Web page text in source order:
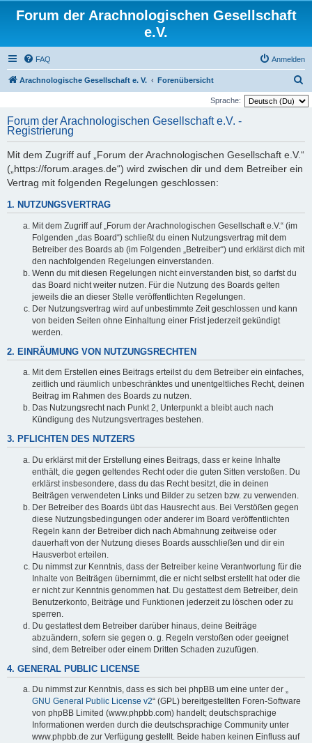
Forum der Arachnologischen Gesellschaft
e.V.
FAQ Anmelden
Arachnologische Gesellschaft e. V. Forenübersicht
u
Sprache:
Forum der Arachnologischen Gesellschaft e.V. -
Registrierung
Mit dem Zugriff auf „Forum der Arachnologischen Gesellschaft e.V.“
(„https://forum.arages.de“) wird zwischen dir und dem Betreiber ein
Vertrag mit folgenden Regelungen geschlossen:
1. NUTZUNGSVERTRAG
Mit dem Zugriff auf „Forum der Arachnologischen Gesellschaft e.V.“ (im
Folgenden „das Board“) schließt du einen Nutzungsvertrag mit dem
Betreiber des Boards ab (im Folgenden „Betreiber“) und erklärst dich mit
den nachfolgenden Regelungen einverstanden.
Wenn du mit diesen Regelungen nicht einverstanden bist, so darfst du
das Board nicht weiter nutzen. Für die Nutzung des Boards gelten
jeweils die an dieser Stelle veröffentlichten Regelungen.
Der Nutzungsvertrag wird auf unbestimmte Zeit geschlossen und kann
von beiden Seiten ohne Einhaltung einer Frist jederzeit gekündigt
werden.
2. EINRÄUMUNG VON NUTZUNGSRECHTEN
Mit dem Erstellen eines Beitrags erteilst du dem Betreiber ein einfaches,
zeitlich und räumlich unbeschränktes und unentgeltliches Recht, deinen
Beitrag im Rahmen des Boards zu nutzen.
Das Nutzungsrecht nach Punkt 2, Unterpunkt a bleibt auch nach
Kündigung des Nutzungsvertrages bestehen.
3. PFLICHTEN DES NUTZERS
Du erklärst mit der Erstellung eines Beitrags, dass er keine Inhalte
enthält, die gegen geltendes Recht oder die guten Sitten verstoßen. Du
erklärst insbesondere, dass du das Recht besitzt, die in deinen
Beiträgen verwendeten Links und Bilder zu setzen bzw. zu verwenden.
Der Betreiber des Boards übt das Hausrecht aus. Bei Verstößen gegen
diese Nutzungsbedingungen oder anderer im Board veröffentlichten
Regeln kann der Betreiber dich nach Abmahnung zeitweise oder
dauerhaft von der Nutzung dieses Boards ausschließen und dir ein
Hausverbot erteilen.
Du nimmst zur Kenntnis, dass der Betreiber keine Verantwortung für die
Inhalte von Beiträgen übernimmt, die er nicht selbst erstellt hat oder die
er nicht zur Kenntnis genommen hat. Du gestattest dem Betreiber, dein
Benutzerkonto, Beiträge und Funktionen jederzeit zu löschen oder zu
sperren.
Du gestattest dem Betreiber darüber hinaus, deine Beiträge
abzuändern, sofern sie gegen o. g. Regeln verstoßen oder geeignet
sind, dem Betreiber oder einem Dritten Schaden zuzufügen.
4. GENERAL PUBLIC LICENSE
Du nimmst zur Kenntnis, dass es sich bei phpBB um eine unter der „
GNU General Public License v2“ (GPL) bereitgestellten Foren-Software
von phpBB Limited (www.phpbb.com) handelt; deutschsprachige
Informationen werden durch die deutschsprachige Community unter
www.phpbb.de zur Verfügung gestellt. Beide haben keinen Einfluss auf